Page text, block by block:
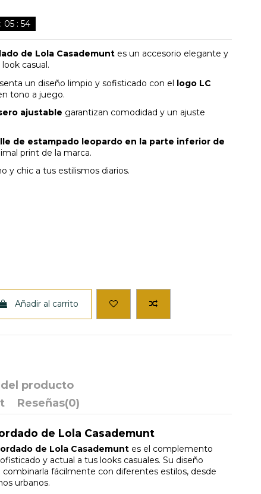
: 05 :53
de Lola Casademuntes un accesorio elegante y
casual.
un diseño limpio y sofisticado con el logo LC
tono a juego.
ajustable garantizan comodidad y un ajuste
de estampado leopardo en la parte inferior de
print de la marca.
y chic a tus estilismos diarios.
Añadir al carrito
producto
Reseñas(0)
de Lola Casademunt
de Lola Casademuntes el complemento
y actual a tus looks casuales. Su diseño
fácilmente con diferentes estilos, desde
urbanos.